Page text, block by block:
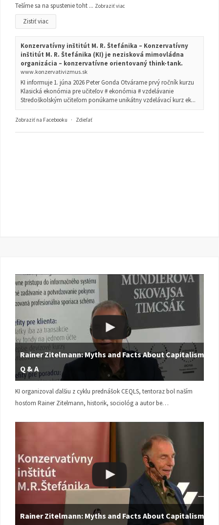
Tešíme sa na spustenie toht ... Zobraziť viac
Zistiť viac
Konzervatívny inštitút M. R. Štefánika – Konzervatívny
inštitút M. R. Štefánika (KI) je nezisková mimovládna
organizácia – konzervatívne orientovaný think-tank.
www.konzervativizmus.sk
KI informuje 1. júna 2026 Peter Gonda Otvárame prvý ročník kurzu
Klasická ekonómia pre učiteľov # ekonómia # vzdelávanie
Stredoškolským učiteľom ponúkame unikátny vzdelávací kurz ek...
Zobraziť na Facebooku · Zdieľať
Rainer Zitelmann: Myths and Facts About Capitalism |
Q & A
KI organizoval ďalšiu z cyklu prednášok CEQLS, tentoraz bol naším
hosťom Rainer Zitelmann, historik, sociológ a autor be…
Rainer Zitelmann: Myths and Facts About Capitalism